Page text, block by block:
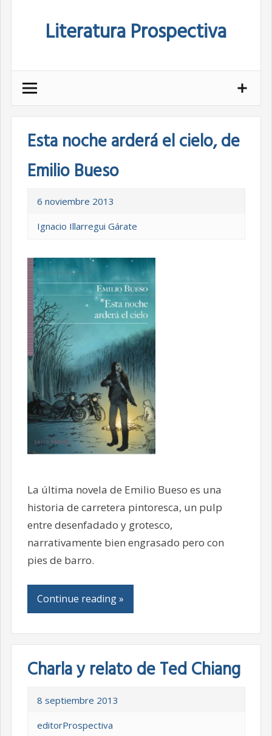
Literatura Prospectiva
Esta noche arderá el cielo, de
Emilio Bueso
6 noviembre 2013
Ignacio Illarregui Gárate
La última novela de Emilio Bueso es una
historia de carretera pintoresca, un pulp
entre desenfadado y grotesco,
narrativamente bien engrasado pero con
pies de barro.
Continue reading »
Charla y relato de Ted Chiang
8 septiembre 2013
editorProspectiva